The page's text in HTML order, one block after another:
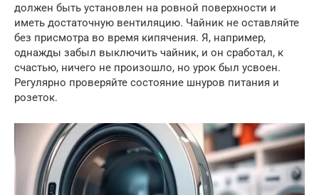
должен быть установлен на ровной поверхности и
иметь достаточную вентиляцию. Чайник не оставляйте
без присмотра во время кипячения. Я, например,
однажды забыл выключить чайник, и он сработал, к
счастью, ничего не произошло, но урок был усвоен.
Регулярно проверяйте состояние шнуров питания и
розеток.